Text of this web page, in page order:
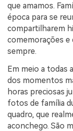
que amamos.
época para se
compartilharem
comemorações e
sempre.
Em meio a todas
dos momentos
horas preciosas
fotos de família
quadro, que
aconchego. São